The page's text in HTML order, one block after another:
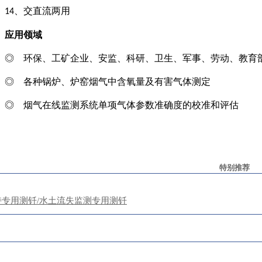
14 、交直流两用
应用领域
◎ 环保、工矿企业、安监、科研、卫生、军事、劳动、教育
◎ 各种锅炉、炉窑烟气中含氧量及有害气体测定
◎ 烟气在线监测系统单项气体参数准确度的校准和评估
特别推荐
用测钎/水土流失监测专用测钎